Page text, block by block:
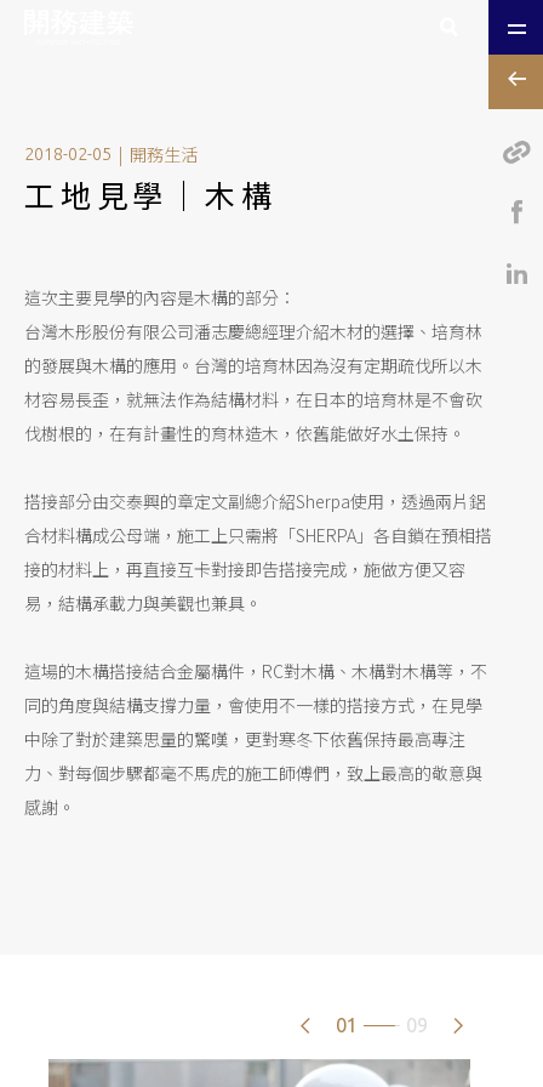
2018-02-05 | 開務生活
工地見學｜木構
這次主要見學的內容是木構的部分：
台灣木彤股份有限公司潘志慶總經理介紹木材的選擇、培育林
的發展與木構的應用。台灣的培育林因為沒有定期疏伐所以木
材容易長歪，就無法作為結構材料，在日本的培育林是不會砍
伐樹根的，在有計畫性的育林造木，依舊能做好水土保持。
搭接部分由交泰興的章定文副總介紹Sherpa使用，透過兩片鋁
合材料構成公母端，施工上只需將「SHERPA」各自鎖在預相搭
接的材料上，再直接互卡對接即告搭接完成，施做方便又容
易，結構承載力與美觀也兼具。
這場的木構搭接結合金屬構件，RC對木構、木構對木構等，不
同的角度與結構支撐力量，會使用不一樣的搭接方式，在見學
中除了對於建築思量的驚嘆，更對寒冬下依舊保持最高專注
力、對每個步驟都毫不馬虎的施工師傅們，致上最高的敬意與
感謝。
01 09